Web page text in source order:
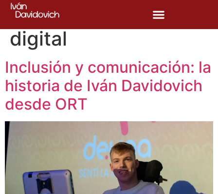
Etiqueta:
Inclusión
digital
Inclusión y comunicación: la
historia de Iván Davidovich
desde ORT